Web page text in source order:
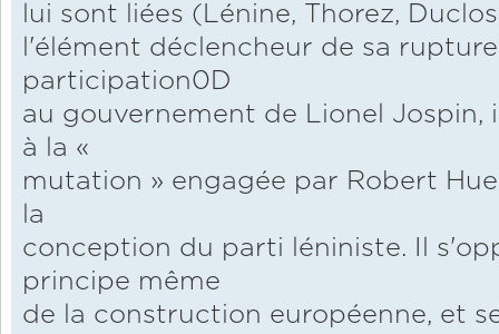
lui sont liées (Lénine, Thorez,
l'élément déclencheur de sa
participation0D
au gouvernement de Lionel Jospin,
à la «
mutation » engagée par Robert
la
conception du parti léniniste. Il
principe même
de la construction européenne, et